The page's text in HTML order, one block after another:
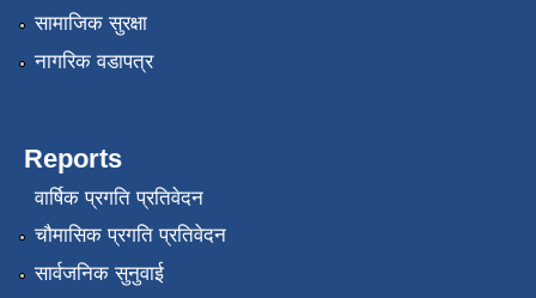
सामाजिक सुरक्षा
नागरिक वडापत्र
Reports
वार्षिक प्रगति प्रतिवेदन
चौमासिक प्रगति प्रतिवेदन
सार्वजनिक सुनुवाई